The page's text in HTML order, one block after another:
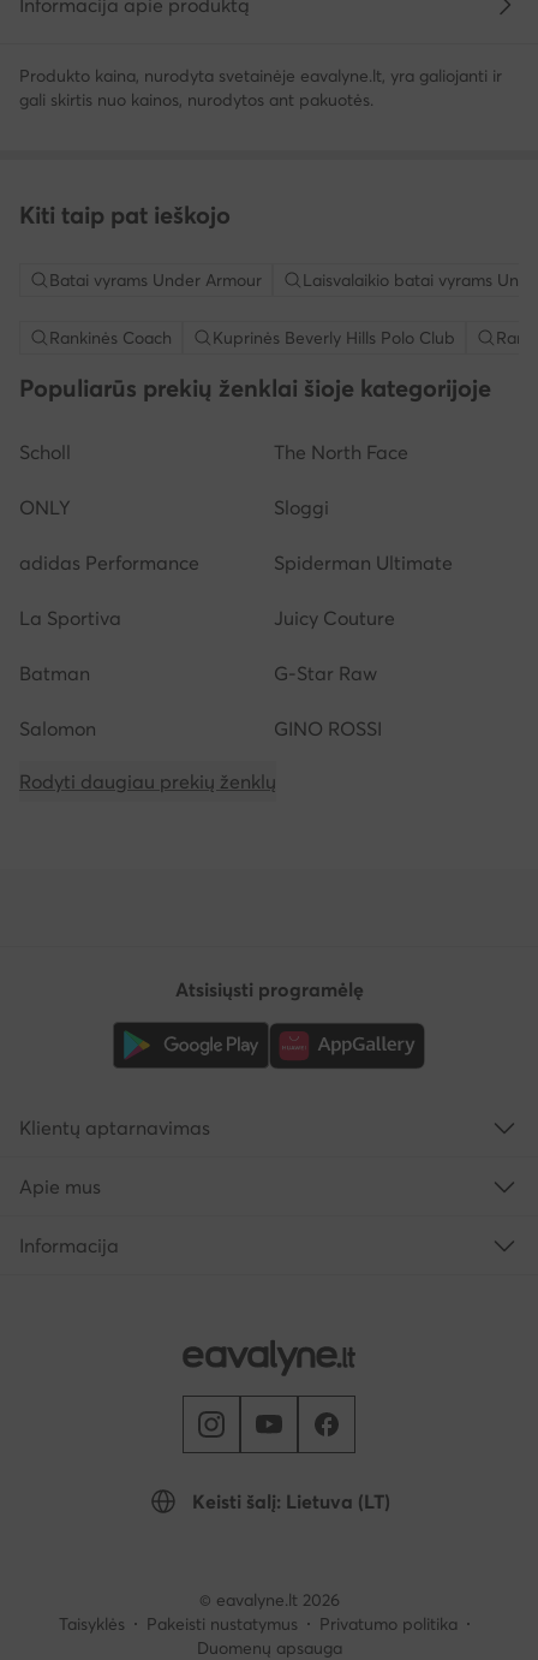
Produkto kaina, nurodyta svetainėje eavalyne.lt, yra galiojanti ir
gali skirtis nuo kainos, nurodytos ant pakuotės.
Kiti taip pat ieškojo
Batai vyrams Under Armour Laisvalaikio batai vyrams
Rankinės Coach Kuprinės Beverly Hills Polo Club
Populiarūs prekių ženklai šioje kategorijoje
Scholl The North Face
ONLY Sloggi
adidas Performance Spiderman Ultimate
La Sportiva Juicy Couture
Batman G-Star Raw
Salomon GINO ROSSI
Rodyti daugiau prekių ženklų
Keisti šalį: Lietuva (LT)
Atsisiųsti programėlę
Klientų aptarnavimas
Apie mus
Informacija
© eavalyne.lt 2026
Taisyklės
Pakeisti nustatymus
Privatumo politika
Duomenų apsauga